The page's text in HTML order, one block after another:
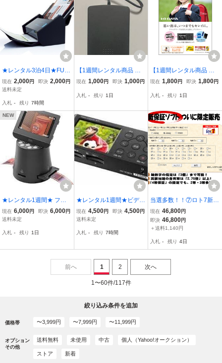
★レンタル3泊4日★FUJI
TSU スキャナ ScanSnap
iX500
現在 2,000円 即決 2,000円
送料未定
入札 - 残り 7時間
【1週間レンタル商品 返
送料無料】 BUFFALO FD-
ィスク 2HD 2DD 3.5イン
現在 1,000円 即決 1,000円
入札 - 残り 1日
【1週間レンタル商品 返
送料込】 I-O DATA アイ・
プチャー アナレコ GV-SD
現在 1,800円 即決 1,800円
入札 - 残り 1日
NEW
★レンタル1週間★ フィ
ルムスキャナー APSフィ
ルム対応 400-SCN066
現在 6,000円 即決 6,000円
送料未定
入札 - 残り 1日
★レンタル1週間★ビデオ
キャプチャー「アナ録」
GV-VCBOX（液晶画面付
現在 4,500円 即決 4,500円
送料未定
入札 - 残り 7時間
当選多数！！⑦ロト7新保
証ソフト（ロト7予想ソフ
ト）+当選保証ソフト+設
定済PC ○夢の最強版限定
現在 46,800円
即決 46,800円
＋送料1,140円
入札 - 残り 4日
前へ 1 2 次へ
1〜60件/117件
絞り込み条件を追加
価格帯 〜3,999円 〜7,999円 〜11,999円
オプション
その他
送料無料 未使用 中古 個人（Yahoo!オークション）
ストア 新着